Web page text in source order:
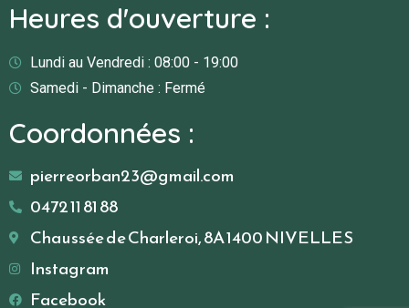
Heures d'ouverture :
Lundi au Vendredi : 08:00 - 19:00
Samedi - Dimanche : Fermé
Coordonnées :
pierreorban23@gmail.com
0472 11 81 88
Chaussée de Charleroi, 8A 1400 NIVELLES
Instagram
Facebook